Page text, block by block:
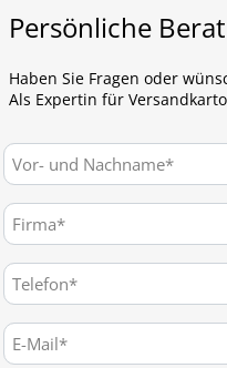
Persönliche
Haben Sie Fragen oder
Als Expertin für